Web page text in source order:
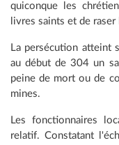
quiconque les
livres saints et de
La persécution atteint
au début de 304 un
peine de mort ou de
mines.
Les fonctionnaires
relatif. Constatant